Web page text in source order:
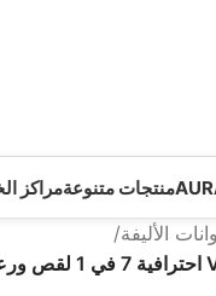
منتجات متنوعةمراكز
الأليفة/